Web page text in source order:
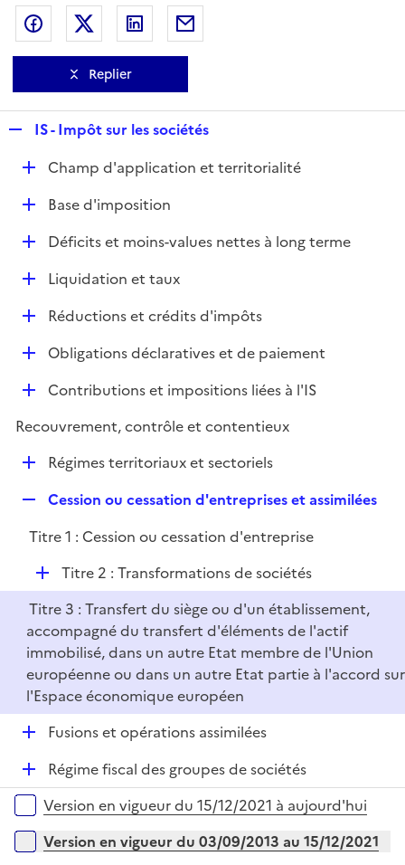
Partager sur Facebook
Partager sur Twitter
Partager sur LinkedIn
Replier
p
l
i
e
IS - Impôt sur les sociétés
DChamp d'application et territorialité
DBase d'imposition
DDéficits et moins-values nettes à long terme
DLiquidation et taux
D
e
Réductions et crédits d'impôts
D
i
Obligations déclaratives et de paiement
D
p
Contributions et impositions liées à l'IS
Recouvrement, contrôle et contentieux
D
p
l
i
e
r
Régimes territoriaux et sectoriels
p
l
i
e
r
Cession ou cessation d'entreprises et assimilées
Titre 1 : Cession ou cessation d'entreprise
D
é
p
l
i
e
r
Titre 2 : Transformations de sociétés
Titre 3 : Transfert du siège ou d'un établissement,
accompagné du transfert d'éléments de l'actif
immobilisé, dans un autre Etat membre de l'Union
européenne ou dans un autre Etat partie à l'accord sur
l'Espace économique européen
D
e
Fusions et opérations assimilées
D
é
p
Régime fiscal des groupes de sociétés
Versions sur la période
Version en vigueur du 15/12/2021 à aujourd'hui
Version en vigueur du 03/09/2013 au 15/12/2021